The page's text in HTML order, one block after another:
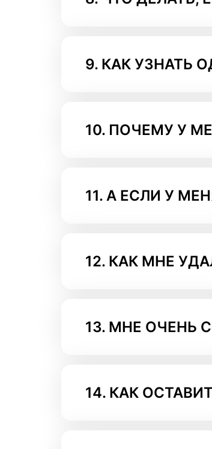
9. КАК УЗНАТЬ
10. ПОЧЕМУ У
11. А ЕСЛИ У
12. КАК МНЕ
13. МНЕ ОЧЕНЬ
14. КАК